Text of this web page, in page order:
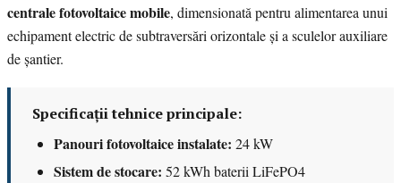
centrale fotovoltaice mobile, dimensionată pentru alimentarea unui
echipament electric de subtraversări orizontale și a sculelor auxiliare
de șantier.
Specificații tehnice principale:
Panouri fotovoltaice instalate: 24 kW
Sistem de stocare: 52 kWh baterii LiFePO4